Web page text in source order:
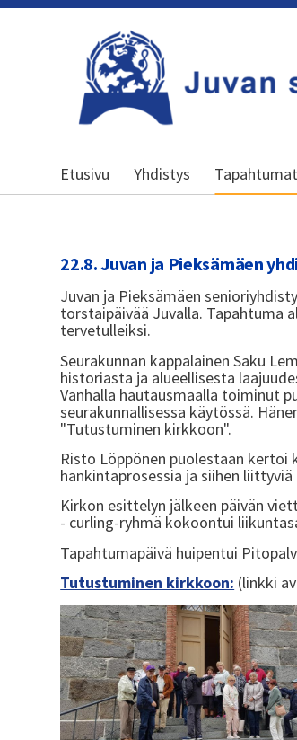
Kansallinen senioriliitto
Etusivu Yhdistys Tapahtumat
22.8. Juvan ja Pieksämäen
Juvan ja Pieksämäen
torstaipäivää Juvalla. Tapahtuma
tervetulleiksi.
Seurakunnan kappalainen Saku
historiasta ja alueellisesta
Vanhalla hautausmaalla toiminut
seurakunnallisessa käytössä.
"Tutustuminen kirkkoon".
Risto Löppönen puolestaan
hankintaprosessia ja siihen liittyviä
Kirkon esittelyn jälkeen päivän
- curling-ryhmä kokoontui
Tapahtumapäivä huipentui
Tutustuminen kirkkoon: (linkki